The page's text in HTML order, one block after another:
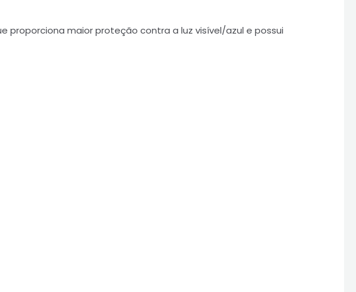
proporciona maior proteção contra a luz visível/azul e possui